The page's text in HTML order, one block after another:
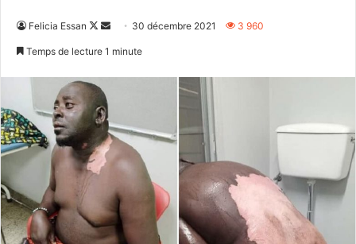
Felicia Essan
Follow
Envoyer30 décembre 2021 3 960
Temps de lecture 1 minute